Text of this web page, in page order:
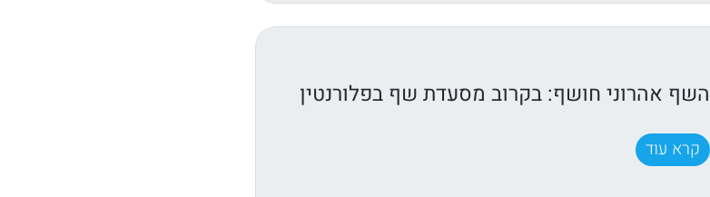
השף אהרוני חושף: בקרוב מסעדת שף בפלורנטין
קרא עוד